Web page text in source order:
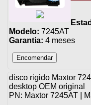
Modelo: 7245AT
Garantia: 4 meses
disco rigido Maxtor
desktop OEM original
PN: Maxtor 7245AT |